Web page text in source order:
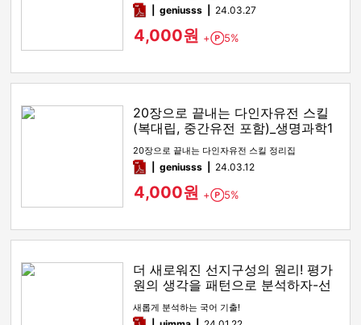
pdfgeniusss 24.03.27
4,000원 + Point
5%
20장으로 끝내는 다인자유전 스킬
(복대립, 중간유전 포함)_생명과학1
유전
20장으로 끝내는 다인자유전 스킬 정리집
pdfgeniusss 24.03.12
4,000원 + Point
5%
더 새로워진 선지구성의 원리! 평가
원의 생각을 패턴으로 분석하자-선
지구성의 원리
새롭게 분석하는 국어 기출!